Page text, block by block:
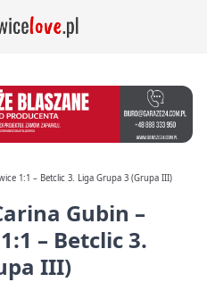
1:1 – Betclic 3. Liga Grupa 3 (Grupa III)
Gubin –
– Betclic 3.
III)